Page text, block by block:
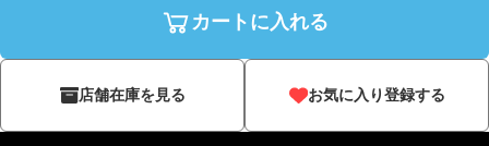
カートに入れる
店舗在庫を見る お気に入り登録する